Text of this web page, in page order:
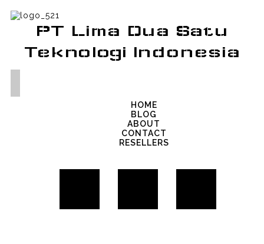
PT Lima Dua Satu
Teknologi Indonesia
HOME
BLOG
ABOUT
CONTACT
RESELLERS